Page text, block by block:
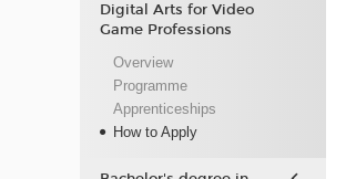
Digital Arts for Video
Game Professions
Overview
Programme
Apprenticeships
How to Apply